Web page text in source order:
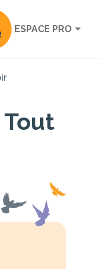
ESPACE PRO